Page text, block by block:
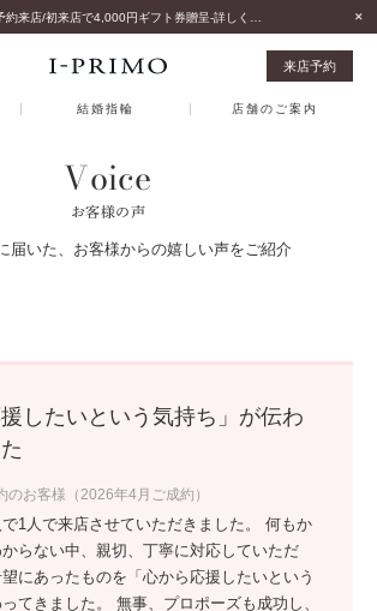
来店予約
結婚指輪 店舗のご案内
Voice
お客様の声
届いた、お客様からの嬉しい声をご紹介
援したいという気持ち」が伝わ
のお客様（2026年4月ご成約）
1人で来店させていただきました。 何もか
らない中、親切、丁寧に対応していただ
にあったものを「心から応援したいという
てきました。 無事、プロポーズも成功し、